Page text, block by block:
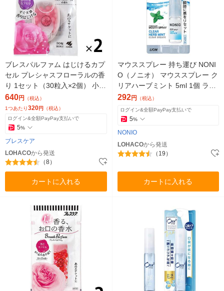
ブレスパルファム はじけるカプ
セル プレシャスフローラルの香
り 1セット（30粒入×2個） 小林
製薬 スピードブレスケア
640円 （税込）
1つあたり320円 （税込）
ログイン&全額PayPay支払いで
5%
ブレスケア
LOHACOから発送
（8）
カートに入れる
マウススプレー 持ち運び NONI
O（ノニオ） マウススプレー ク
リアハーブミント 5ml 1個 ライ
オン 口臭予防 殺菌
292円 （税込）
ログイン&全額PayPay支払いで
5%
NONIO
LOHACOから発送
（19）
カートに入れる